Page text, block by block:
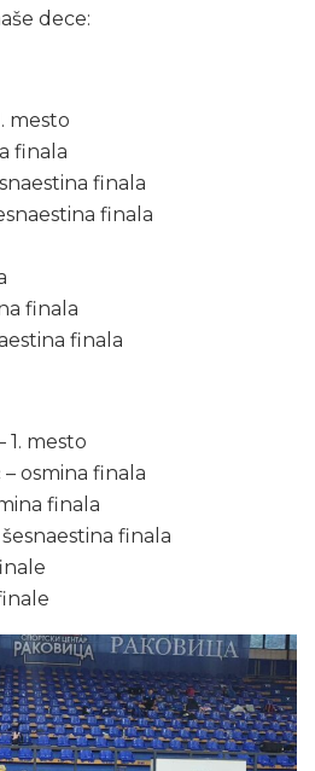
dece:
mesto
finala
finala
finala
finala
finala
1. mesto
osmina finala
finala
finala